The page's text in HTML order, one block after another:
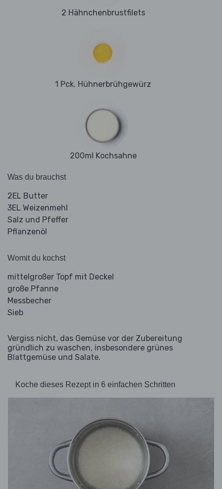
2 Hähnchenbrustfilets
1 Pck. Hühnerbrühgewürz
200ml Kochsahne
Was du brauchst
2EL Butter
3EL Weizenmehl
Salz und Pfeffer
Pflanzenöl
Womit du kochst
mittelgroßer Topf mit Deckel
große Pfanne
Messbecher
Sieb
Vergiss nicht, das Gemüse vor der Zubereitung
gründlich zu waschen, insbesondere grünes
Blattgemüse und Salate.
Koche dieses Rezept in 6 einfachen Schritten